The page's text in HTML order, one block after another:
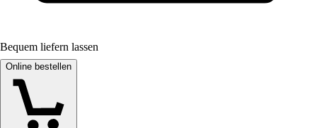
Bequem liefern lassen
Online bestellen